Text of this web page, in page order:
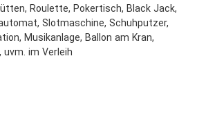
Roulette, Pokertisch, Black Jack,
Slotmaschine, Schuhputzer,
Musikanlage, Ballon am Kran,
uvm. im Verleih